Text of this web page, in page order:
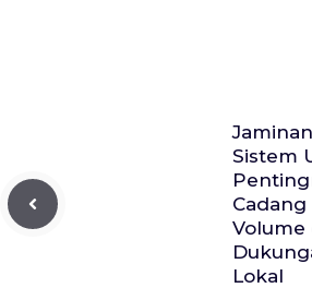
Sistem
Cadang
Volume
Lokal